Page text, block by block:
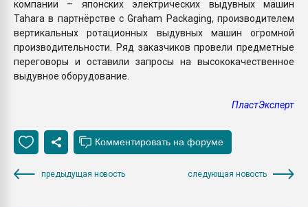
компании – японских электрических выдувных машин
Tahara в партнёрстве с Graham Packaging, производителем
вертикальных ротационных выдувных машин огромной
производительности. Ряд заказчиков провели предметные
переговоры и оставили запросы на высококачественное
выдувное оборудование.
ПластЭксперт
предыдущая новость следующая новость